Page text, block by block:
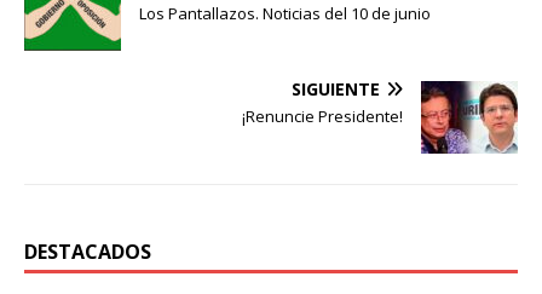
Los Pantallazos. Noticias del 10 de junio
SIGUIENTE
¡Renuncie Presidente!
DESTACADOS